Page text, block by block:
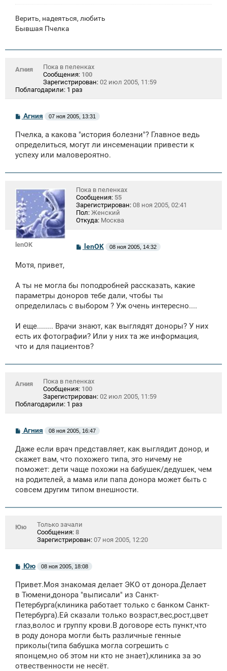
Верить, надеяться, любить
Бывшая Пчелка
Агния
Пока в пеленках
Сообщения: 100
Зарегистрирован: 02 июл 2005, 11:59
Поблагодарили: 1 раз
С
о
б
щ
н
е
Агния 07 ноя 2005, 13:31
Пчелка, а какова "история болезни"? Главное ведь
определиться, могут ли инсеменации привести к
успеху или маловероятно.
lenOK
Пока в пеленках
Сообщения: 55
Зарегистрирован: 08 ноя 2005, 02:41
Пол: Женский
Откуда: Москва
С
о
н
и
lenOK 08 ноя 2005, 14:32
Мотя, привет,
А ты не могла бы поподробней рассказать, какие
параметры доноров тебе дали, чтобы ты
определилась с выбором ? Уж очень интересно....
И еще........ Врачи знают, как выглядят доноры? У них
есть их фотографии? Или у них та же информация,
что и для пациентов?
Агния
Пока в пеленках
Сообщения: 100
Зарегистрирован: 02 июл 2005, 11:59
Поблагодарили: 1 раз
С
о
б
щ
н
и
Агния 08 ноя 2005, 16:47
Даже если врач представляет, как выглядит донор, и
скажет вам, что похожего типа, это ничему не
поможет: дети чаще похожи на бабушек/дедушек, чем
на родителей, а мама или папа донора может быть с
совсем другим типом внешности.
Юю
Только зачали
Сообщения: 8
Зарегистрирован: 07 ноя 2005, 12:20
С
о
б
щ
н
и
Юю 08 ноя 2005, 18:08
Привет.Моя знакомая делает ЭКО от донора.Делает
в Тюмени,донора "выписали" из Санкт-
Петербурга(клиника работает только с банком Санкт-
Петербурга).Ей сказали только возраст,вес,рост,цвет
глаз,волос и группу крови.В договоре есть пункт,что
в роду донора могли быть различные генные
приколы(типа бабушка могла согрешить с
японцем,но об этом ни кто не знает),клиника за эо
отвественности не несёт.